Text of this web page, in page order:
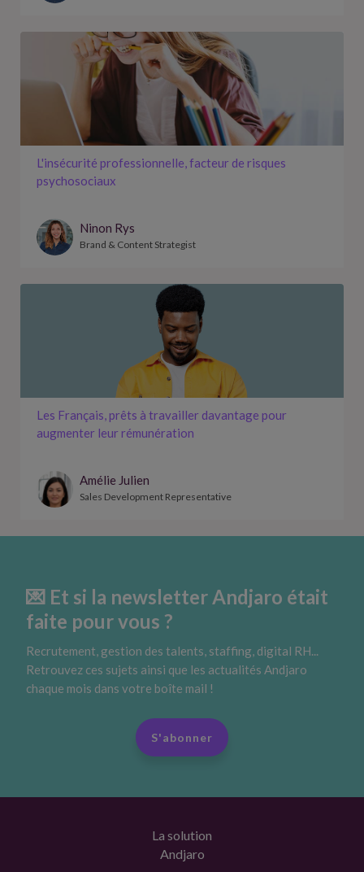
L'insécurité professionnelle, facteur de risques
psychosociaux
Ninon Rys
Brand & Content Strategist
Les Français, prêts à travailler davantage pour
augmenter leur rémunération
Amélie Julien
Sales Development Representative
💌 Et si la newsletter Andjaro était
faite pour vous ?
Recrutement, gestion des talents, staffing, digital RH...
Retrouvez ces sujets ainsi que les actualités Andjaro
chaque mois dans votre boîte mail !
S'abonner
La solution
Andjaro